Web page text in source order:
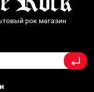
рок магазин